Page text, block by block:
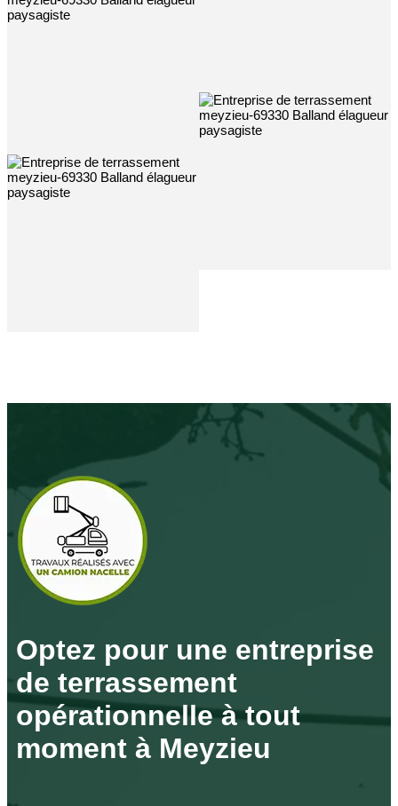
Optez pour une entreprise
de terrassement
opérationnelle à tout
moment à Meyzieu